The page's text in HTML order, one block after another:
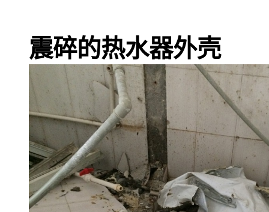
震碎的热水器外壳